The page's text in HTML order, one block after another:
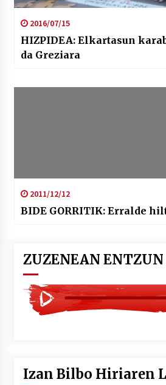
2016/07/15
HIZPIDEA: Elkartasun
da Greziara
2011/12/12
BIDE GORRITIK: Erralde
ZUZENEAN ENTZUN
Izan Bilbo Hiriaren